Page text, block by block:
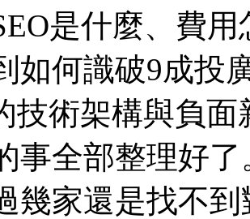
是什麼、費
如何識破9成投
技術架構與負
事全部整理好
幾家還是找不